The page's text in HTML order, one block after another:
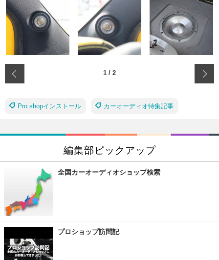
1 / 2
Pro shopインストール カーオーディオ特集記事
編集部ピックアップ
全国カーオーディオショップ検索
プロショップ訪問記